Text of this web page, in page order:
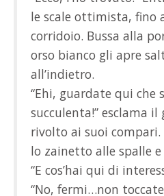
le scale ottimista, fino
corridoio. Bussa alla
orso bianco gli apre
all’indietro.
“Ehi, guardate qui che
succulenta!” esclama il
rivolto ai suoi
lo zainetto alle spalle e
“E cos’hai qui di
“No, fermi…non